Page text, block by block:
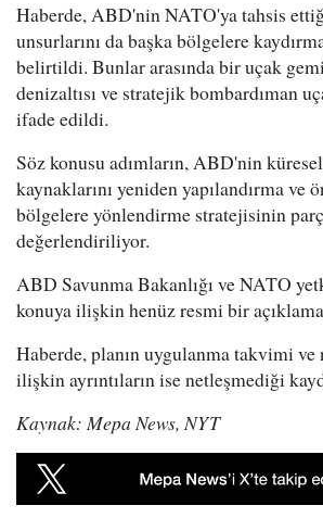
Haberde, ABD'nin NATO'ya tahsis
unsurlarını da başka bölgelere
belirtildi. Bunlar arasında bir uçak
denizaltısı ve stratejik bombardıman
ifade edildi.
Söz konusu adımların, ABD'nin
kaynaklarını yeniden yapılandırma
bölgelere yönlendirme stratejisinin
değerlendiriliyor.
ABD Savunma Bakanlığı ve NATO
konuya ilişkin henüz resmi bir açıklama
Haberde, planın uygulanma takvimi ve
ilişkin ayrıntıların ise netleşmediği
Kaynak: Mepa News, NYT